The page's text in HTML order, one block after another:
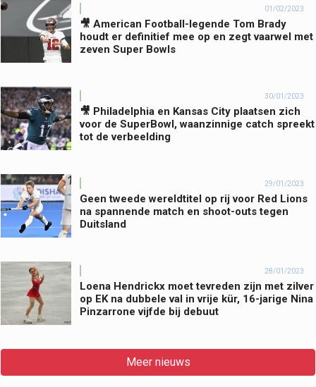
01/02/2023
🎥 American Football-legende Tom Brady
houdt er definitief mee op en zegt vaarwel met
zeven Super Bowls
30/01/2023
🎥 Philadelphia en Kansas City plaatsen zich
voor de SuperBowl, waanzinnige catch spreekt
tot de verbeelding
29/01/2023
Geen tweede wereldtitel op rij voor Red Lions
na spannende match en shoot-outs tegen
Duitsland
28/01/2023
Loena Hendrickx moet tevreden zijn met zilver
op EK na dubbele val in vrije kür, 16-jarige Nina
Pinzarrone vijfde bij debuut
Meer nieuws